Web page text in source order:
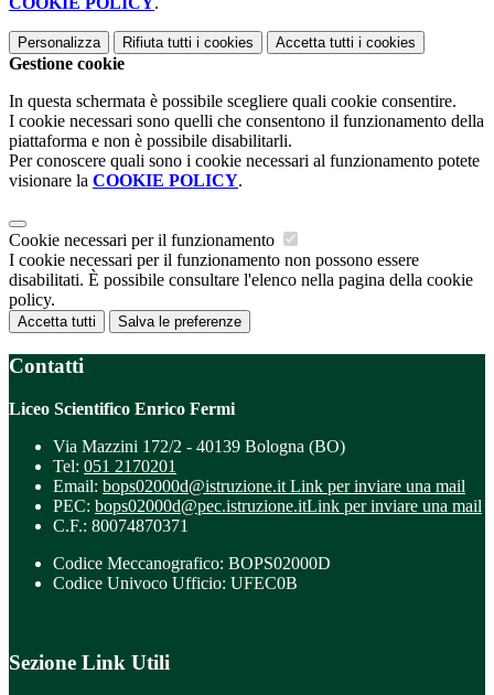
Personalizza Rifiuta tutti i cookies Accetta tutti i cookies
Gestione cookie
In questa schermata è possibile scegliere quali cookie consentire.
I cookie necessari sono quelli che consentono il funzionamento della
piattaforma e non è possibile disabilitarli.
Per conoscere quali sono i cookie necessari al funzionamento potete
visionare la COOKIE POLICY.
Cookie necessari per il funzionamento
I cookie necessari per il funzionamento non possono essere
disabilitati. È possibile consultare l'elenco nella pagina della cookie
policy.
Accetta tutti Salva le preferenze
Contatti
Liceo Scientifico Enrico Fermi
Via Mazzini 172/2 - 40139 Bologna (BO)
Tel: 051 2170201
Email: bops02000d@istruzione.it Link per inviare una mail
PEC: bops02000d@pec.istruzione.itLink per inviare una mail
C.F.: 80074870371
Codice Meccanografico: BOPS02000D
Codice Univoco Ufficio: UFEC0B
Sezione Link Utili